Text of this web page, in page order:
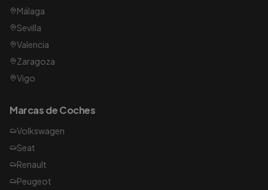
Málaga
Sevilla
Valencia
Zaragoza
Vigo
Marcas de Coches
Volkswagen
Seat
Renault
Peugeot